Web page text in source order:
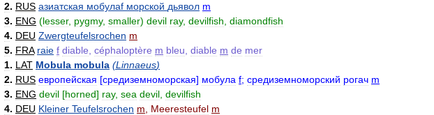
2. RUS азиатская мобулаf морской дьявол m
3. ENG (lesser, pygmy, smaller) devil ray, devilfish diamondfish
4. DEU Zwergteufelsrochen m
5. FRA raie f diable céphaloptère m bleu diable m de mer
1. LAT Mobula mobula (Linnaeus)
2. RUS европейская [средиземноморская] мобула f; средиземноморский рогач m
3. ENG devil [horned] ray, sea devil devilfish
4. DEU Kleiner Teufelsrochen m Meeresteufel m